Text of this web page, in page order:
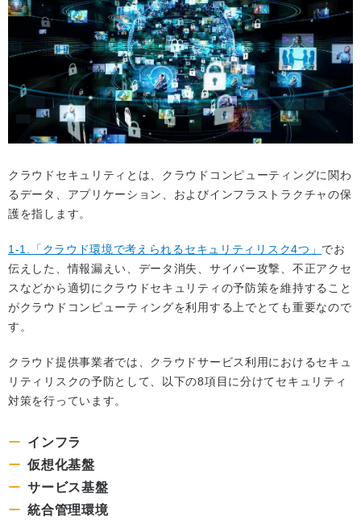
クラウドセキュリティとは、クラウドコンピューティングに関わ
るデータ、アプリケーション、およびインフラストラクチャの保
護を指します。
1-1.「クラウド環境で考えられるセキュリティリスク4つ」 でお
伝えした、情報漏えい、データ消失、サイバー攻撃、不正アクセ
スなどから適切にクラウドセキュリティの予防策を維持すること
がクラウドコンピューティングを利用する上でとても重要なので
す。
クラウド提供事業者では、クラウドサービス利用におけるセキュ
リティリスクの予防として、以下の8項目に分けてセキュリティ
対策を行っています。
インフラ
仮想化基盤
サービス基盤
統合管理環境